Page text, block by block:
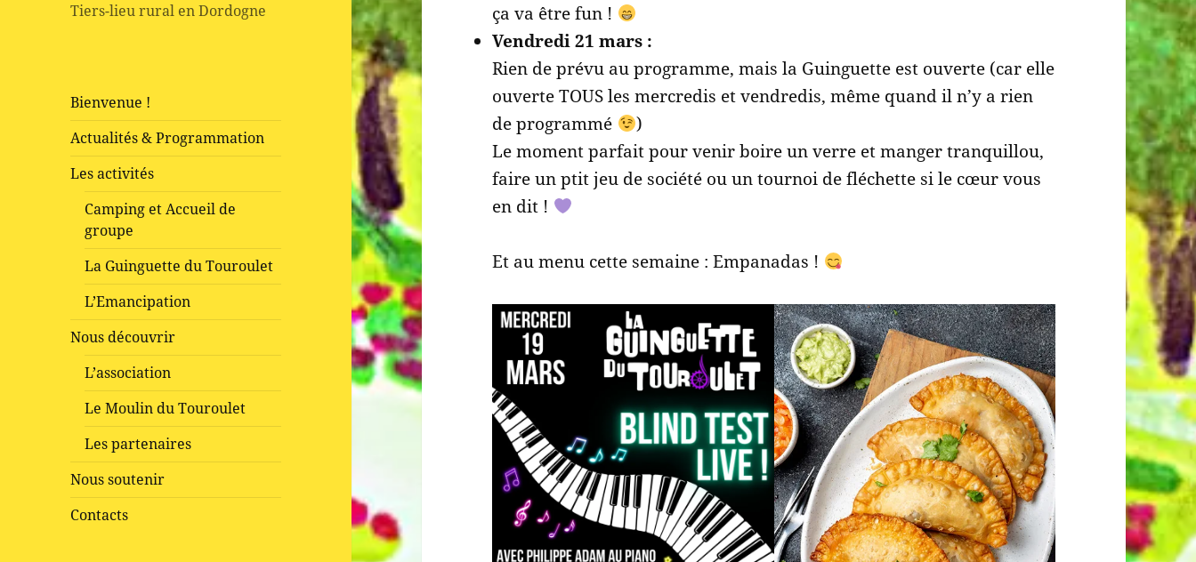
Tiers-lieu rural en Dordogne
Bienvenue !
Actualités & Programmation
Les activités
Camping et Accueil de
groupe
La Guinguette du Touroulet
L’Emancipation
Nous découvrir
L’association
Le Moulin du Touroulet
Les partenaires
Nous soutenir
Contacts
ça va être fun !
Vendredi 21 mars :
Rien de prévu au programme, mais la Guinguette est ouverte (car elle
ouverte TOUS les mercredis et vendredis, même quand il n’y a rien
de programmé
)
Le moment parfait pour venir boire un verre et manger tranquillou,
faire un ptit jeu de société ou un tournoi de fléchette si le cœur vous
en dit !
Et au menu cette semaine : Empanadas !